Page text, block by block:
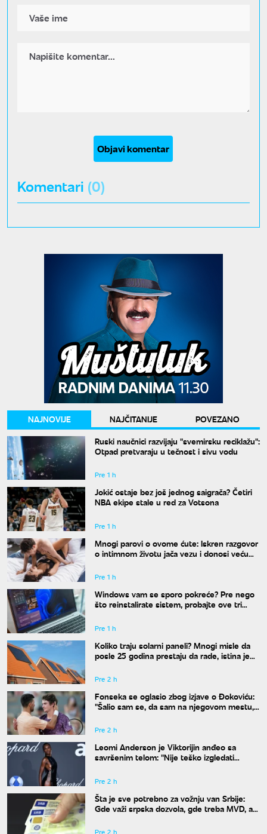
Objavi komentar
Komentari (0)
NAJNOVIJE NAJČITANIJE
POVEZANO
Ruski naučnici razvijaju "svemirsku reciklažu":
Otpad pretvaraju u tečnost i sivu vodu
Pre 1 h
Jokić ostaje bez još jednog saigrača? Četiri
NBA ekipe stale u red za Votsona
Pre 1 h
Mnogi parovi o ovome ćute: Iskren razgovor
o intimnom životu jača vezu i donosi veću
Pre 1 h
Windows vam se sporo pokreće? Pre nego
što reinstalirate sistem, probajte ove tri
Pre 1 h
Koliko traju solarni paneli? Mnogi misle da
posle 25 godina prestaju da rade, istina je
Pre 2 h
Fonseka se oglasio zbog izjave o Đokoviću:
"Šalio sam se, da sam na njegovom mestu,
Pre 2 h
Leomi Anderson je Viktorijin anđeo sa
savršenim telom: "Nije teško izgledati
Pre 2 h
Šta je sve potrebno za vožnju van Srbije:
Gde važi srpska dozvola, gde treba MVD, a
Pre 2 h